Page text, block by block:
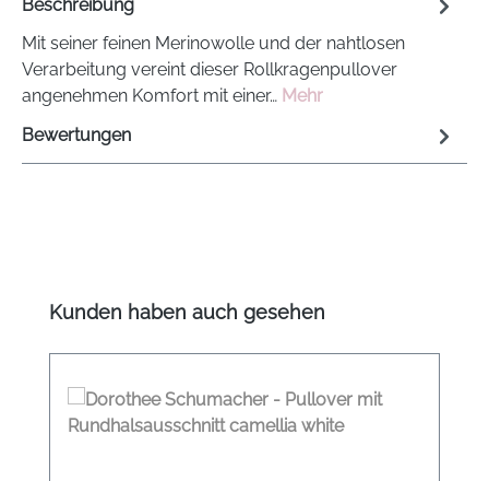
Beschreibung
Mit seiner feinen Merinowolle und der nahtlosen
Verarbeitung vereint dieser Rollkragenpullover
angenehmen Komfort mit einer… Mehr
Bewertungen
Produktgalerie überspringen
Kunden haben auch gesehen